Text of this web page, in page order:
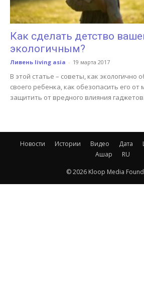
Как сделать детство
экологичным?
Ливень living asia - 19 марта 2017
В этой статье – советы, как экологично
своего ребенка, как обезопасить его
защитить от вредного влияния гаджетов.
Новости Истории Видео Дата
Ашар
RU
© 2026 Kloop Media